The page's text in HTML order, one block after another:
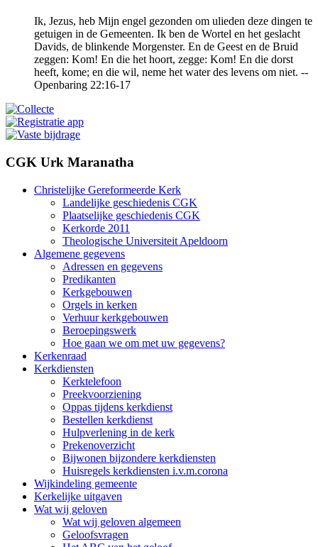
Ik, Jezus, heb Mijn engel gezonden om ulieden deze dingen te
getuigen in de Gemeenten. Ik ben de Wortel en het geslacht
Davids, de blinkende Morgenster. En de Geest en de Bruid
zeggen: Kom! En die het hoort, zegge: Kom! En die dorst
heeft, kome; en die wil, neme het water des levens om niet. --
Openbaring 22:16-17
CGK Urk Maranatha
Christelijke Gereformeerde Kerk
Landelijke geschiedenis CGK
Plaatselijke geschiedenis CGK
Kerkorde 2011
Theologische Universiteit Apeldoorn
Algemene gegevens
Adressen en gegevens
Predikanten
Kerkgebouwen
Orgels in kerken
Verhuur kerkgebouwen
Beroepingswerk
Hoe gaan we om met uw gegevens?
Kerkenraad
Kerkdiensten
Kerktelefoon
Preekvoorziening
Oppas tijdens kerkdienst
Bestellen kerkdienst
Hulpverlening in de kerk
Prekenoverzicht
Bijwonen bijzondere kerkdiensten
Huisregels kerkdiensten i.v.m.corona
Wijkindeling gemeente
Kerkelijke uitgaven
Wat wij geloven
Wat wij geloven algemeen
Geloofsvragen